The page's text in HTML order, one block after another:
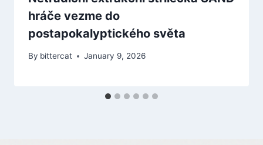
hráče vezme do
postapokalyptického světa
By bittercat January 9, 2026